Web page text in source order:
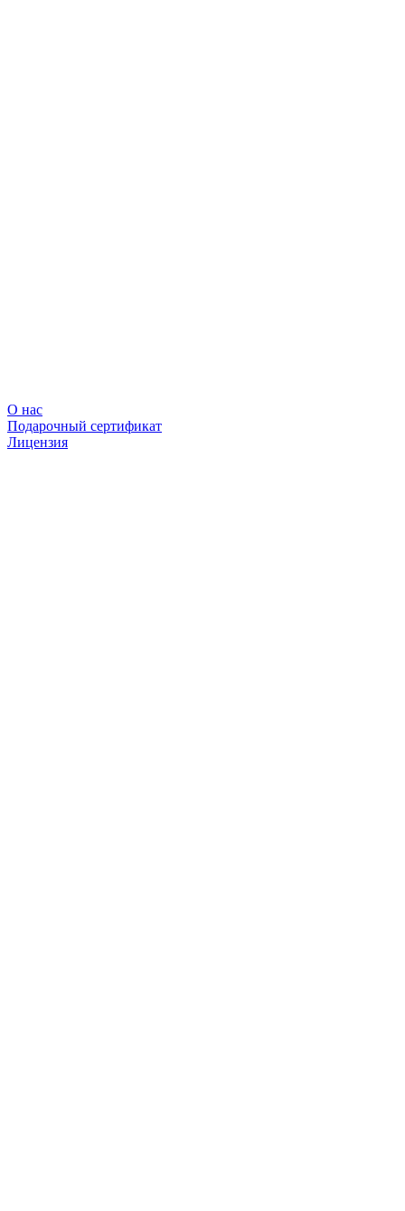
О нас
Подарочный сертификат
Лицензия